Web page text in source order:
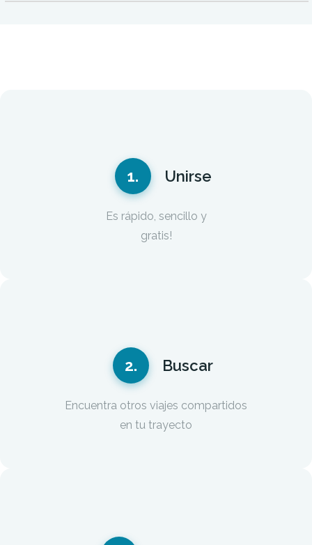
1. Unirse
Es rápido, sencillo y
gratis!
2. Buscar
Encuentra otros viajes compartidos
en tu trayecto